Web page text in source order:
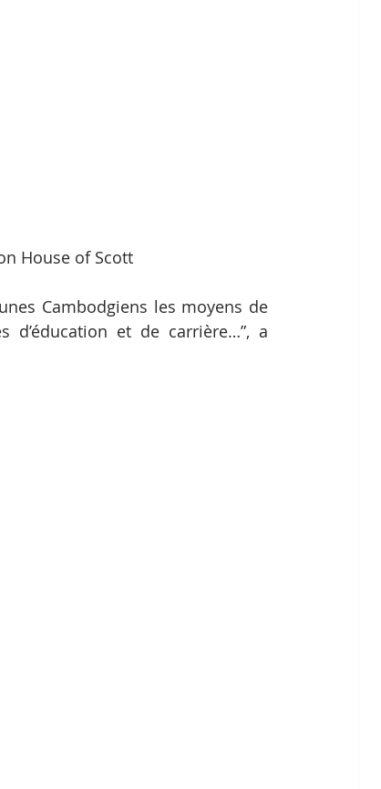
House of Scott
Cambodgiens les moyens de
d’éducation et de carrière…”, a